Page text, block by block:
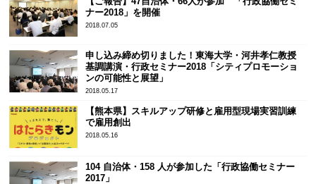
ナー2018」を開催
2018.07.05
申し込み締め切りました！東海大学・河井孝仁教授
基調講演・行政セミナー2018「シティプロモーショ
ンの可能性と展望」
2018.05.17
【熊本県】スキルアップ研修と雇用型現場実習訓練
で雇用創出
2018.05.16
104 自治体・158 人が参加した「行政協働セミナー
2017」